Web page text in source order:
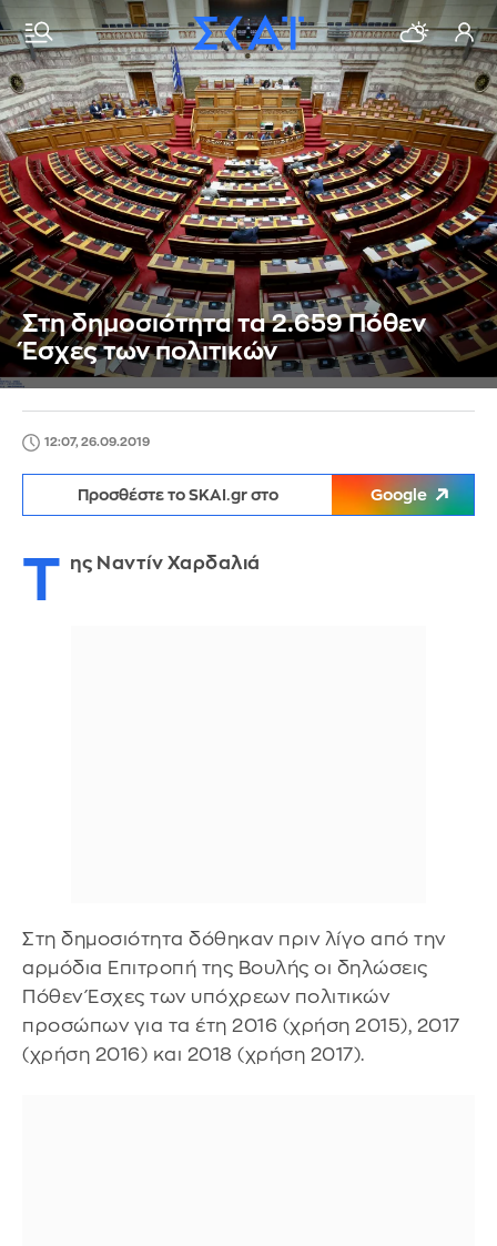
Στη δημοσιότητα τα 2.659 Πόθεν
Έσχες των πολιτικών
12:07, 26.09.2019
Προσθέστε το SKAI.gr στο Google
Τ ης Ναντίν Χαρδαλιά
Στη δημοσιότητα δόθηκαν πριν λίγο από την
αρμόδια Επιτροπή της Βουλής οι δηλώσεις
Πόθεν Έσχες των υπόχρεων πολιτικών
προσώπων για τα έτη 2016 (χρήση 2015), 2017
(χρήση 2016) και 2018 (χρήση 2017).